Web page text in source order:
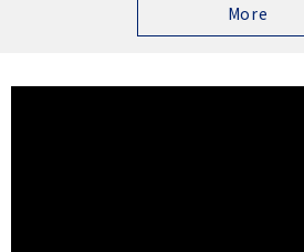
More